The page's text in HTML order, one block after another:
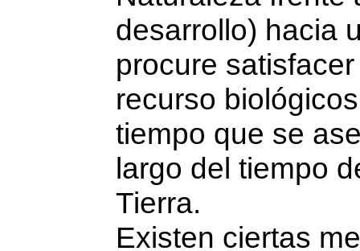
desarrollo) hacia
procure
recurso
tiempo que se
largo del tiempo
Tierra.
Existen ciertas